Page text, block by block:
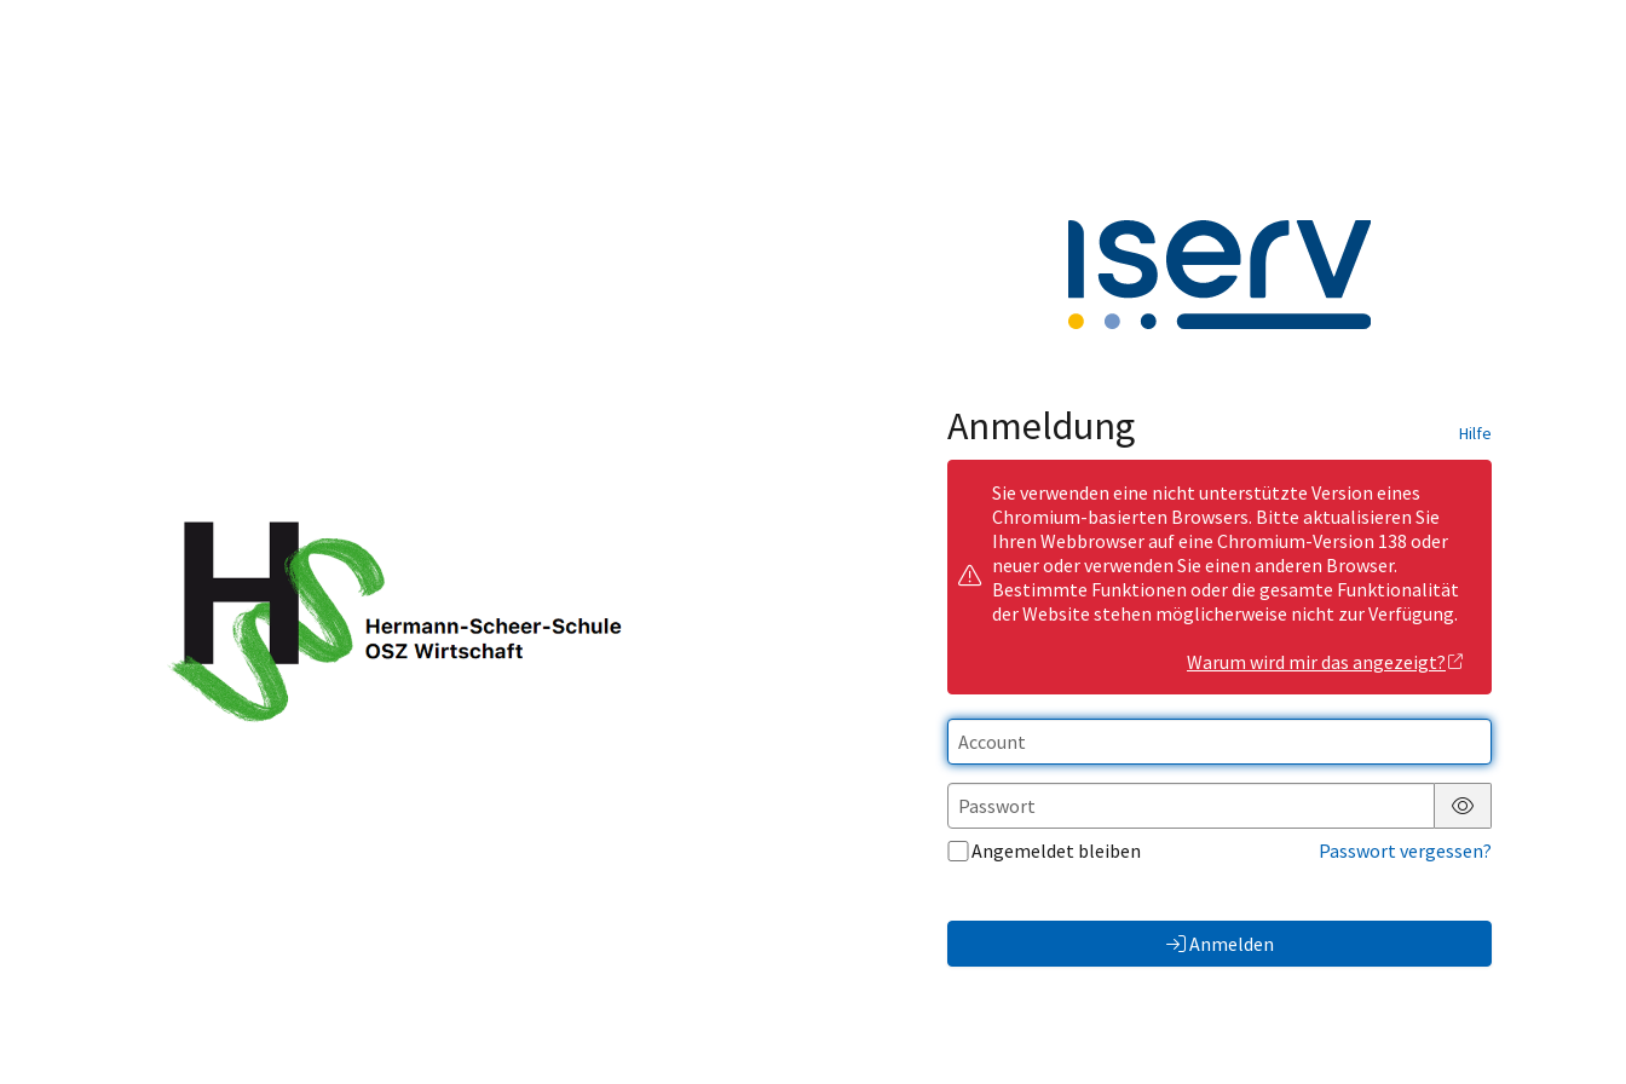
Anmeldung Hilfe
Sie verwenden eine nicht unterstützte Version eines
Chromium-basierten Browsers. Bitte aktualisieren Sie
Ihren Webbrowser auf eine Chromium-Version 138 oder
neuer oder verwenden Sie einen anderen Browser.
Bestimmte Funktionen oder die gesamte Funktionalität
der Website stehen möglicherweise nicht zur Verfügung.
Warum wird mir das angezeigt?
Passwort anzeigen
Angemeldet bleiben
Passwort vergessen?
Anmelden